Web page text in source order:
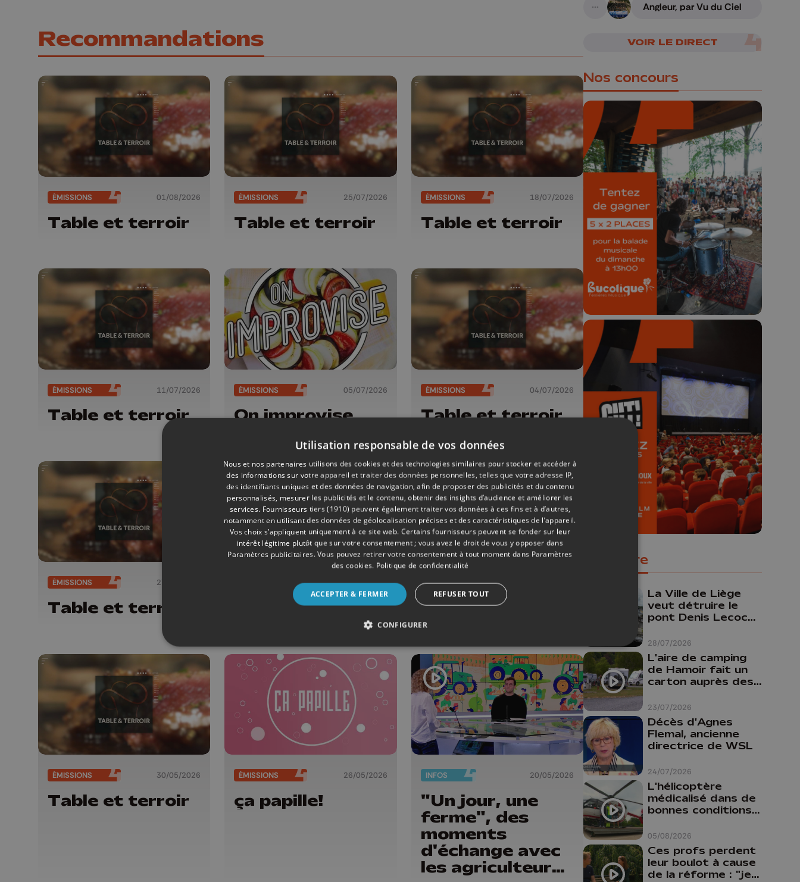
Recommandations
ÉMISSIONS 01/08/2026
Table et terroir
ÉMISSIONS 25/07/2026
Table et terroir
ÉMISSIONS 18/07/2026
Table et terroir
ÉMISSIONS 11/07/2026
Table et terroir
ÉMISSIONS 05/07/2026
On improvise
ÉMISSIONS 04/07/2026
Table et terroir
ÉMISSIONS 27/06/2026
Table et terroir
23/06/2026
ça papille!
ÉMISSIONS
Table et terroir
ÉMISSIONS 30/05/2026
Table et terroir
ÉMISSIONS 26/05/2026
ça papille!
INFOS 20/05/2026
"Un jour, une
ferme", des
moments
d'échange avec
les agriculteurs
A suivre
Angleur, par Vu du Ciel
VOIR LE DIRECT
Nos concours
🎁 Gagnez 5x2
places pour le
Bucolique Ferrières
Festival 🌿🎶
Concours valable jusqu'au 9 août,
23h59.
🎬 Concours CUT x
Les Grignoux ✨
Concours permanent - 2 places à
gagner chaque semaine !
Populaire
28/07/2026
La Ville de Liège
veut détruire le
pont Denis Lecocq
budget pour le
faire
23/07/2026
L'aire de camping
de Hamoir fait un
carton auprès des
24/07/2026
Décès d'Agnes
Flemal, ancienne
directrice de WSL
05/08/2026
L'hélicoptère
médicalisé dans de
bonnes conditions à
Ces profs perdent
leur boulot à cause
de la réforme : "je
Utilisation responsable de vos données
Nous et nos partenaires utilisons des cookies et des technologies similaires pour stocker et accéder à
des informations sur votre appareil et traiter des données personnelles, telles que votre adresse IP,
des identifiants uniques et des données de navigation, afin de proposer des publicités et du contenu
personnalisés, mesurer les publicités et le contenu, obtenir des insights d’audience et améliorer les
services. Fournisseurs tiers (1910) peuvent également traiter vos données à ces fins et à d’autres,
notamment en utilisant des données de géolocalisation précises et des caractéristiques de l’appareil.
Vos choix s’appliquent uniquement à ce site web. Certains fournisseurs peuvent se fonder sur leur
intérêt légitime plutôt que sur votre consentement ; vous avez le droit de vous y opposer dans
Paramètres publicitaires. Vous pouvez retirer votre consentement à tout moment dans Paramètres
des cookies. Politique de confidentialité
ACCEPTER & FERMER REFUSER TOUT
CONFIGURER